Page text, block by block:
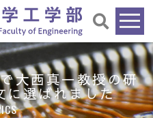
大西真一教授の研
に選ばれました